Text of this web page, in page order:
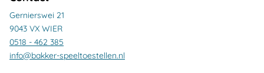
Gernierswei 21
9043 VX WIER
0518 - 462 385
info@bakker-speeltoestellen.nl